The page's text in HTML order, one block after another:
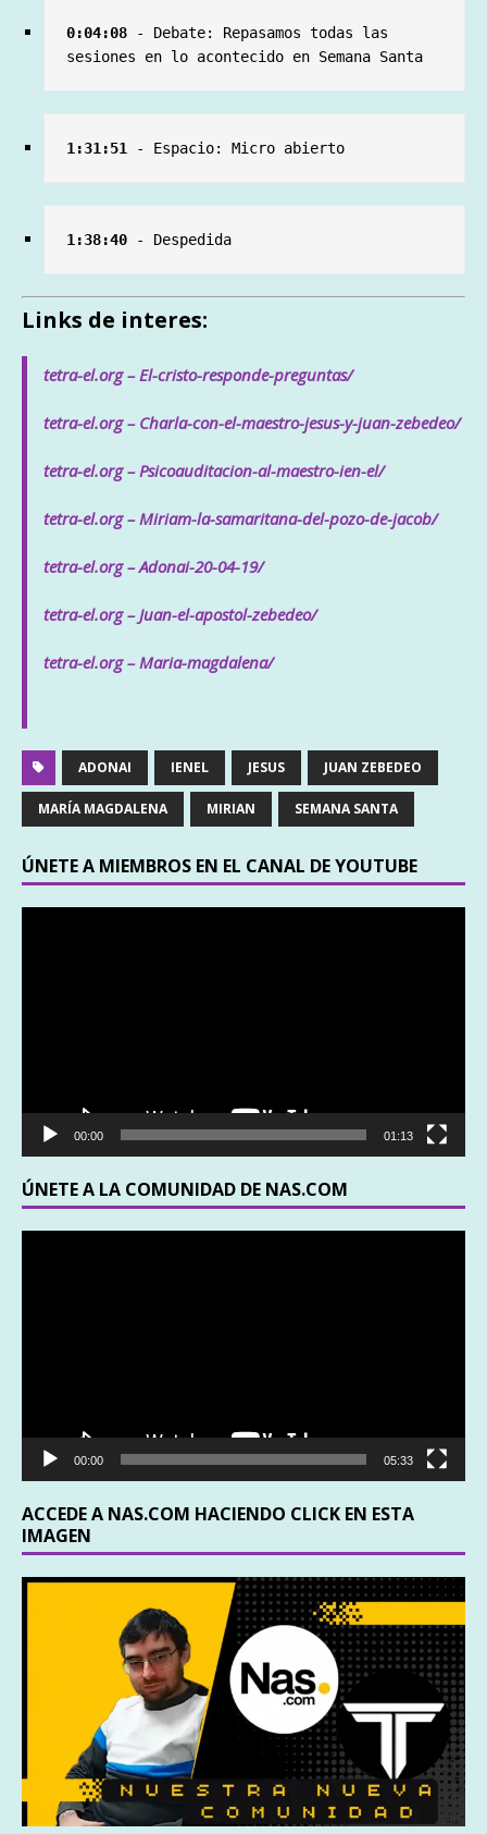
0:04:08 - Debate: Repasamos todas las
sesiones en lo acontecido en Semana Santa
1:31:51 - Espacio: Micro abierto
1:38:40 - Despedida
Links de interes:
tetra-el.org – El-cristo-responde-preguntas/
tetra-el.org – Charla-con-el-maestro-jesus-y-juan-zebedeo/
tetra-el.org – Psicoauditacion-al-maestro-ien-el/
tetra-el.org – Miriam-la-samaritana-del-pozo-de-jacob/
tetra-el.org – Adonai-20-04-19/
tetra-el.org – Juan-el-apostol-zebedeo/
tetra-el.org – Maria-magdalena/
ADONAI IENEL JESUS JUAN ZEBEDEO
MARÍA MAGDALENA MIRIAN SEMANA SANTA
ÚNETE A MIEMBROS EN EL CANAL DE YOUTUBE
00:00 01:13
ÚNETE A LA COMUNIDAD DE NAS.COM
00:00 05:33
ACCEDE A NAS.COM HACIENDO CLICK EN ESTA
IMAGEN